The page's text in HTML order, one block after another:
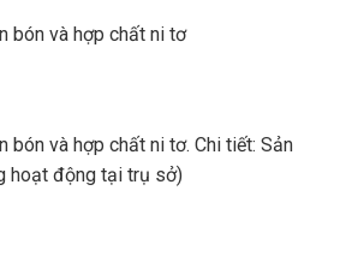
bón và hợp chất ni tơ
bón và hợp chất ni tơ. Chi tiết: Sản
hoạt động tại trụ sở)